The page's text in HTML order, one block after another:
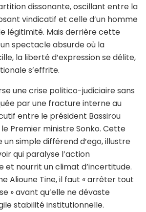
dissonante, oscillant entre la
vindicatif et celle d’un homme
légitimité. Mais derrière cette
spectacle absurde où la
la liberté d’expression se délite,
s’effrite.
une crise politico-judiciaire sans
par une fracture interne au
entre le président Bassirou
Premier ministre Sonko. Cette
un simple différend d’ego, illustre
qui paralyse l’action
et nourrit un climat d’incertitude.
Alioune Tine, il faut « arrêter tout
» avant qu’elle ne dévaste
stabilité institutionnelle.